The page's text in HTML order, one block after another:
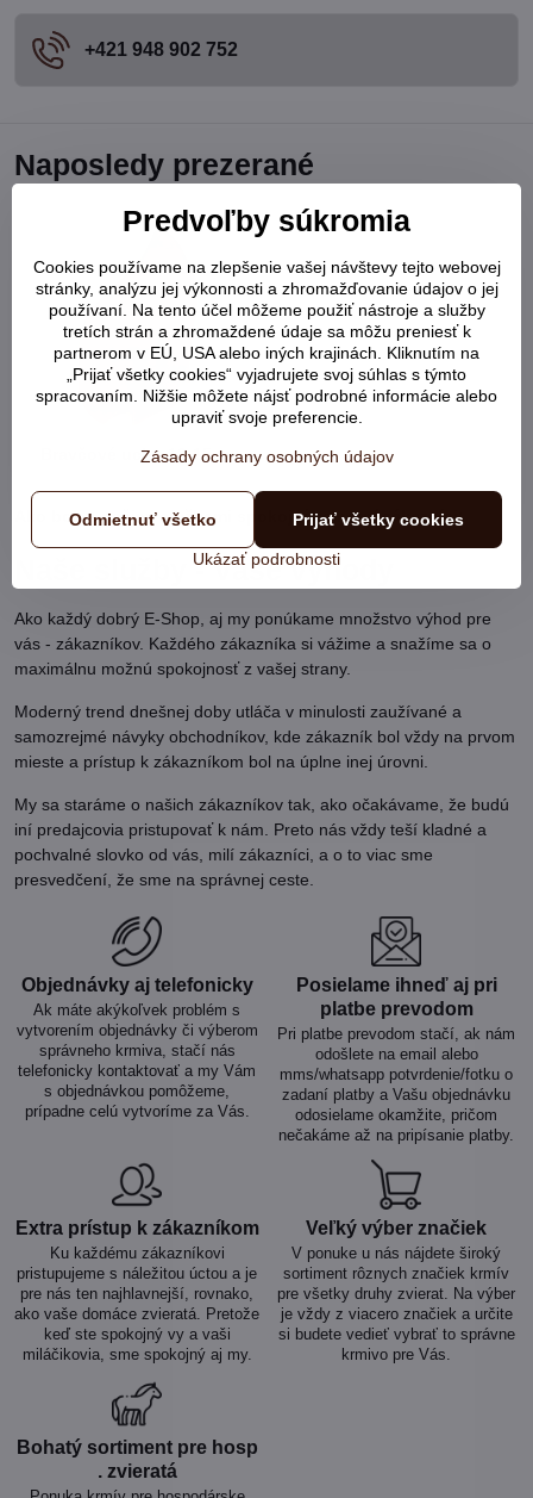
+421 948 902 752
Naposledy prezerané
Bravčové ucho 12-15cm
Ako boli s našimi službami spokojní samotní zákazníci:
Naše služby - Vaše výhody
Ako každý dobrý E-Shop, aj my ponúkame množstvo výhod pre
vás - zákazníkov. Každého zákazníka si vážime a snažíme sa o
maximálnu možnú spokojnosť z vašej strany.
Moderný trend dnešnej doby utláča v minulosti zaužívané a
samozrejmé návyky obchodníkov, kde zákazník bol vždy na prvom
mieste a prístup k zákazníkom bol na úplne inej úrovni.
My sa staráme o našich zákazníkov tak, ako očakávame, že budú
iní predajcovia pristupovať k nám. Preto nás vždy teší kladné a
pochvalné slovko od vás, milí zákazníci, a o to viac sme
presvedčení, že sme na správnej ceste.
Objednávky aj telefonicky
Ak máte akýkoľvek problém s
vytvorením objednávky či výberom
správneho krmiva, stačí nás
telefonicky kontaktovať a my Vám
s objednávkou pomôžeme,
prípadne celú vytvoríme za Vás.
Posielame ihneď aj pri
platbe prevodom
Pri platbe prevodom stačí, ak nám
odošlete na email alebo
mms/whatsapp potvrdenie/fotku o
zadaní platby a Vašu objednávku
odosielame okamžite, pričom
nečakáme až na pripísanie platby.
Extra prístup k zákazníkom
Ku každému zákazníkovi
pristupujeme s náležitou úctou a je
pre nás ten najhlavnejší, rovnako,
ako vaše domáce zvieratá. Pretože
keď ste spokojný vy a vaši
miláčikovia, sme spokojný aj my.
Veľký výber značiek
V ponuke u nás nájdete široký
sortiment rôznych značiek krmív
pre všetky druhy zvierat. Na výber
je vždy z viacero značiek a určite
si budete vedieť vybrať to správne
krmivo pre Vás.
Bohatý sortiment pre hosp​
. zvieratá
Predvoľby súkromia
Cookies používame na zlepšenie vašej návštevy tejto webovej
stránky, analýzu jej výkonnosti a zhromažďovanie údajov o jej
používaní. Na tento účel môžeme použiť nástroje a služby
tretích strán a zhromaždené údaje sa môžu preniesť k
partnerom v EÚ, USA alebo iných krajinách. Kliknutím na
„Prijať všetky cookies“ vyjadrujete svoj súhlas s týmto
spracovaním. Nižšie môžete nájsť podrobné informácie alebo
upraviť svoje preferencie.
Zásady ochrany osobných údajov
Ukázať podrobnosti
Prijať všetky cookies
Odmietnuť všetko